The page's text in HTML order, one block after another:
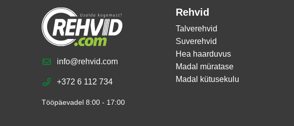
info@rehvid.com
+372 6 112 734
Tööpäevadel 8:00 - 17:00
Rehvid
Talverehvid
Suverehvid
Hea haarduvus
Madal müratase
Madal kütusekulu